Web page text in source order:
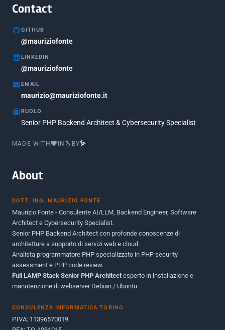
Agosto 2020
Marzo 2018
Febbraio 2018
Marzo 2017
Luglio 2016
Febbraio 2016
Giugno 2012
Maggio 2011
Dicembre 2010
Ottobre 2010
Maggio 2010
Giugno 2009
Contact
GITHUB
@mauriziofonte
LINKEDIN
@mauriziofonte
EMAIL
maurizio@mauriziofonte.it
RUOLO
Senior PHP Backend Architect & Cybersecurity Specialist
MADE WITH IN BY
About
DOTT. ING. MAURIZIO FONTE
Maurizio Fonte - Consulente AI/LLM, Backend Engineer, Software
Architect e Cybersecurity Specialist.
Senior PHP Backend Architect con profonde conoscenze di
architetture a supporto di servizi web e cloud.
Analista programmatore PHP specializzato in PHP security
assessment e PHP code review.
Full LAMP Stack Senior PHP Architect esperto in installazione e
manutenzione di webserver Debian / Ubuntu
CONSULENZA INFORMATICA TORINO
P.IVA: 11396570019